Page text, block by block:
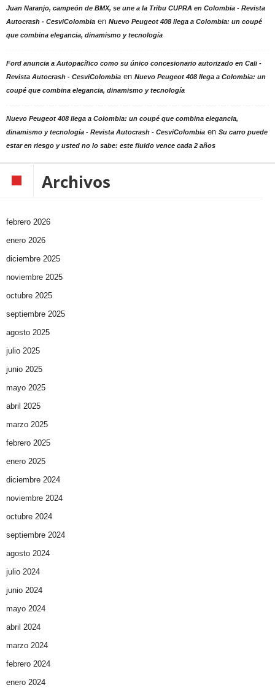
Juan Naranjo, campeón de BMX, se une a la Tribu CUPRA en Colombia - Revista
Autocrash - CesviColombia en Nuevo Peugeot 408 llega a Colombia: un coupé
que combina elegancia, dinamismo y tecnología
Ford anuncia a Autopacífico como su único concesionario autorizado en Cali -
Revista Autocrash - CesviColombia en Nuevo Peugeot 408 llega a Colombia: un
coupé que combina elegancia, dinamismo y tecnología
Nuevo Peugeot 408 llega a Colombia: un coupé que combina elegancia,
dinamismo y tecnología - Revista Autocrash - CesviColombia en Su carro puede
estar en riesgo y usted no lo sabe: este fluido vence cada 2 años
Archivos
febrero 2026
enero 2026
diciembre 2025
noviembre 2025
octubre 2025
septiembre 2025
agosto 2025
julio 2025
junio 2025
mayo 2025
abril 2025
marzo 2025
febrero 2025
enero 2025
diciembre 2024
noviembre 2024
octubre 2024
septiembre 2024
agosto 2024
julio 2024
junio 2024
mayo 2024
abril 2024
marzo 2024
febrero 2024
enero 2024